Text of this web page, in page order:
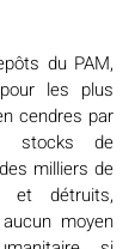
du PAM,
les plus
cendres par
stocks de
milliers de
et détruits,
moyen